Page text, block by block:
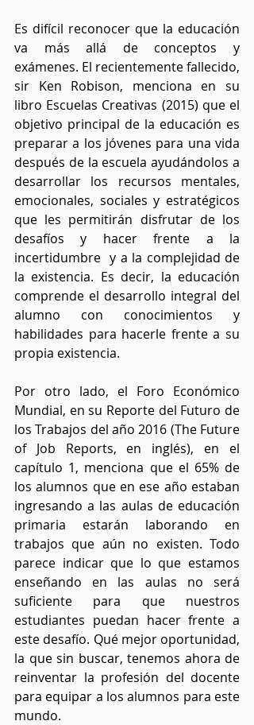
Es difícil reconocer que la educación
va más allá de conceptos y
exámenes. El recientemente fallecido,
sir Ken Robison, menciona en su
libro Escuelas Creativas (2015) que el
objetivo principal de la educación es
preparar a los jóvenes para una vida
después de la escuela ayudándolos a
desarrollar los recursos mentales,
emocionales, sociales y estratégicos
que les permitirán disfrutar de los
desafíos y hacer frente a la
incertidumbre  y a la complejidad de
la existencia. Es decir, la educación
comprende el desarrollo integral del
alumno con conocimientos y
habilidades para hacerle frente a su
propia existencia.
Por otro lado, el Foro Económico
Mundial, en su Reporte del Futuro de
los Trabajos del año 2016 (The Future
of Job Reports, en inglés), en el
capítulo 1, menciona que el 65% de
los alumnos que en ese año estaban
ingresando a las aulas de educación
primaria estarán laborando en
trabajos que aún no existen. Todo
parece indicar que lo que estamos
enseñando en las aulas no será
suficiente para que nuestros
estudiantes puedan hacer frente a
este desafío. Qué mejor oportunidad,
la que sin buscar, tenemos ahora de
reinventar la profesión del docente
para equipar a los alumnos para este
mundo.